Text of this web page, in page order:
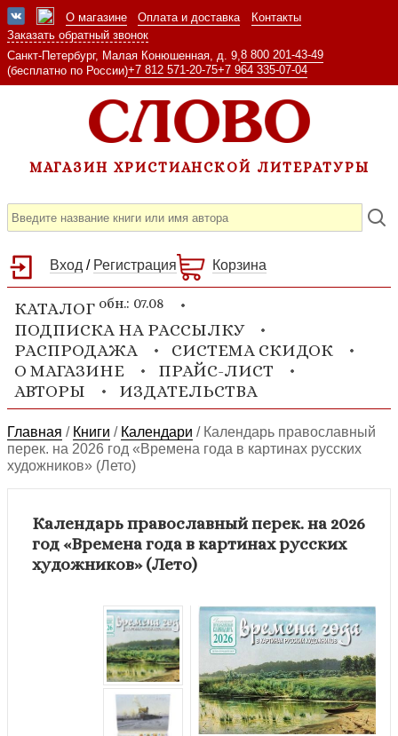
О магазине Оплата и доставка
Контакты
Заказать обратный звонок
Санкт-Петербург, Малая Конюшенная, д. 9, 8 800 201-43-49
(бесплатно по России)+7 812 571-20-75+7 964 335-07-04
МАГАЗИН ХРИСТИАНСКОЙ ЛИТЕРАТУРЫ
Вход / Регистрация Корзина
КАТАЛОГ обн.: 07.08
ПОДПИСКА НА РАССЫЛКУ
РАСПРОДАЖА
СИСТЕМА СКИДОК
О МАГАЗИНЕ
ПРАЙС-ЛИСТ
АВТОРЫ
ИЗДАТЕЛЬСТВА
Главная / Книги / Календари / Календарь православный
перек. на 2026 год «Времена года в картинах русских
художников» (Лето)
Календарь православный перек. на 2026
год «Времена года в картинах русских
художников» (Лето)